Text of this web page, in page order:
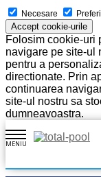
Necesare
Accept cookie-urile
Folosim cookie-uri
navigare pe site-ul
pentru a
directionate. Prin
continuarea
site-ul nostru sa
dumneavoastra.
MENIU